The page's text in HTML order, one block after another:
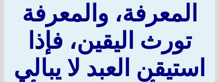
المعرفة، والمعرفة
تورث اليقين، فإذا
استيقن العبد لا يبالي